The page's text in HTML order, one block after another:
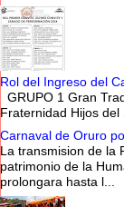
Rol del Ingreso del
GRUPO 1 Gran
Fraternidad
Carnaval de Oruro
La transmision de la
patrimonio de la
prolongara hasta l...